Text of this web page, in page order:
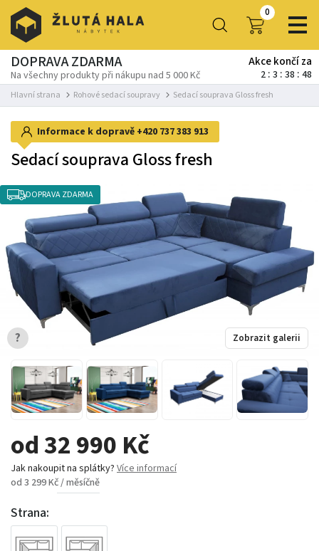
0
DOPRAVA ZDARMA
Na všechny produkty při nákupu nad 5 000 Kč
Akce končí za
2 3 38 47
Hlavní strana Rohové sedací soupravy Sedací souprava Gloss fresh
od 32 990 Kč
Jak nakoupit na splátky? Více informací
od 3 299 Kč / měsíčně
Strana:
Informace k dopravě +420 737 383 913
Sedací souprava Gloss fresh
DOPRAVA ZDARMA
Zobrazit galerii
?